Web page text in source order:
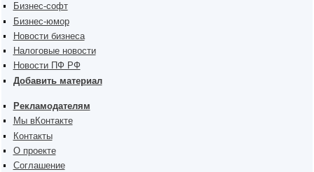
Бизнес-софт
Бизнес-юмор
Новости бизнеса
Налоговые новости
Новости ПФ РФ
Добавить материал
Рекламодателям
Мы вКонтакте
Контакты
О проекте
Соглашение